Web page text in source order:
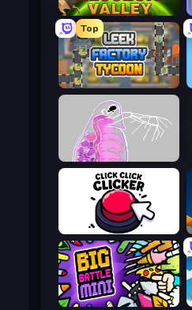
Cell to Singularity: Mesozoic Valley
Top
Leek Factory Tycoon
Orb.Farm
Click Click Clicker
Big Battle Mini